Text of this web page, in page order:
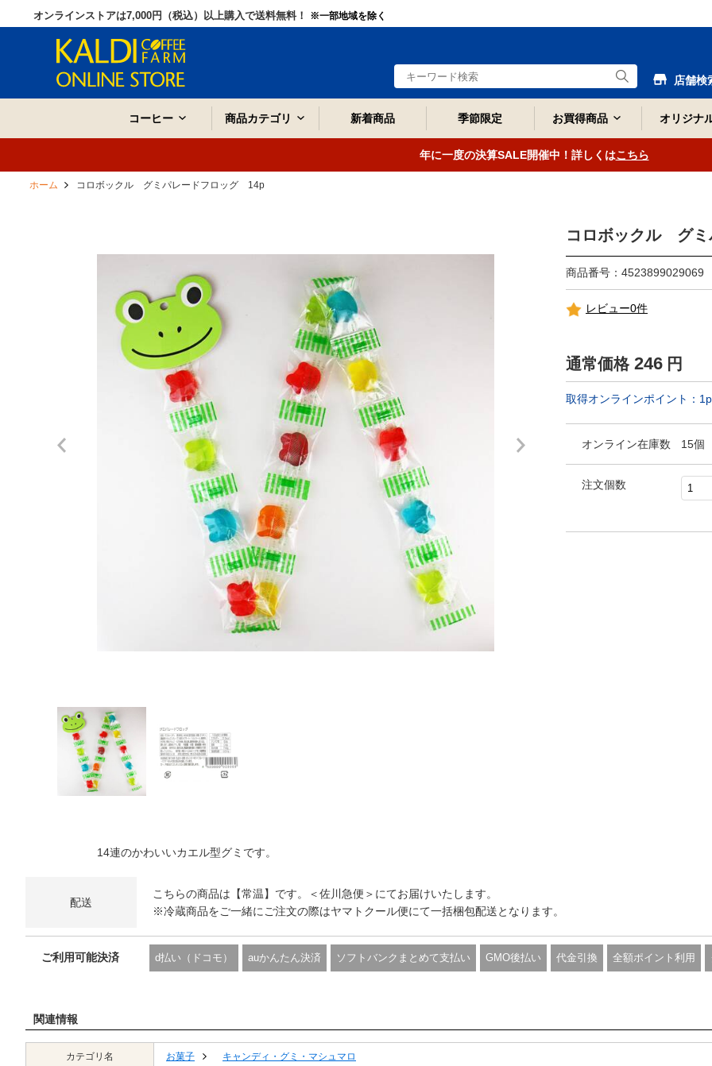
オンラインストアは7,000円（税込）以上購入で送料無料！ ※一部地域を除く
店舗検
コーヒー 商品カテゴリ 新着商品 季節限定 お買得商品 オリジナ
年に一度の決算SALE開催中！詳しくはこちら
ホーム コロボックル グミパレードフロッグ 14p
コロボックル グ
商品番号：4523899029069
レビュー0件
通常価格 246 円
取得オンラインポイント： 1
オンライン在庫数 15個
注文個数
14連のかわいいカエル型グミです。
配送
こちらの商品は【常温】です。＜佐川急便＞にてお届けいたします。
※冷蔵商品をご一緒にご注文の際はヤマトクール便にて一括梱包配送となります。
ご利用可能決済 d払い（ドコモ） auかんたん決済 ソフトバンクまとめて支払い GMO後払い 代金引換 全額ポイント利用
関連情報
カテゴリ名 お菓子
キャンディ・グミ・マシュマロ